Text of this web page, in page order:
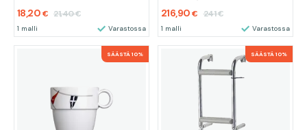
18,20 € 21,40€
1 malli Varastossa
216,90€ 241€
1 malli Varastossa
SÄÄSTÄ 10% SÄÄSTÄ 10%